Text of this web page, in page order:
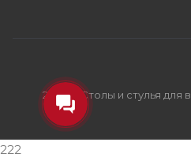
2026 © Столы и стулья
222